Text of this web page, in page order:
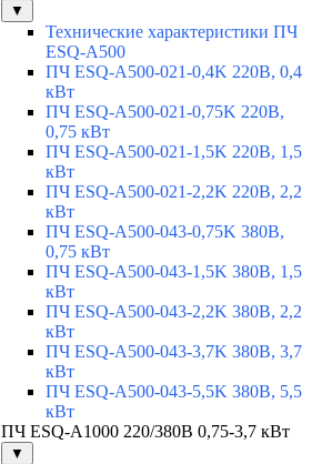
▼
Технические характеристики ПЧ
ESQ-A500
ПЧ ESQ-A500-021-0,4K 220В, 0,4
кВт
ПЧ ESQ-A500-021-0,75K 220В,
0,75 кВт
ПЧ ESQ-A500-021-1,5K 220В, 1,5
кВт
ПЧ ESQ-A500-021-2,2K 220В, 2,2
кВт
ПЧ ESQ-A500-043-0,75K 380В,
0,75 кВт
ПЧ ESQ-A500-043-1,5K 380В, 1,5
кВт
ПЧ ESQ-A500-043-2,2K 380В, 2,2
кВт
ПЧ ESQ-A500-043-3,7K 380В, 3,7
кВт
ПЧ ESQ-A500-043-5,5K 380В, 5,5
кВт
ПЧ ESQ-A1000 220/380В 0,75-3,7 кВт
▼